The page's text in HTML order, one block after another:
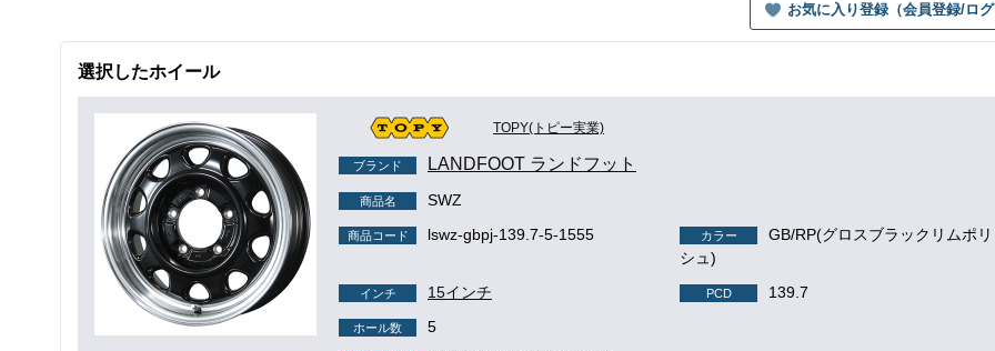
お気に入り登録（会員登録/ロ
選択したホイール
TOPY(トピー実業)
ブランド LANDFOOT ランドフット
商品名 SWZ
商品コード lswz-gbpj-139.7-5-1555 カラー
GB/RP(グロスブラックリムポ
シュ)
インチ 15インチ PCD 139.7
ホール数 5